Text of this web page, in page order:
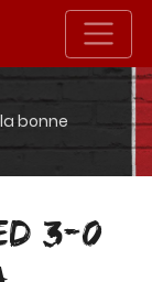
bonne
3-0